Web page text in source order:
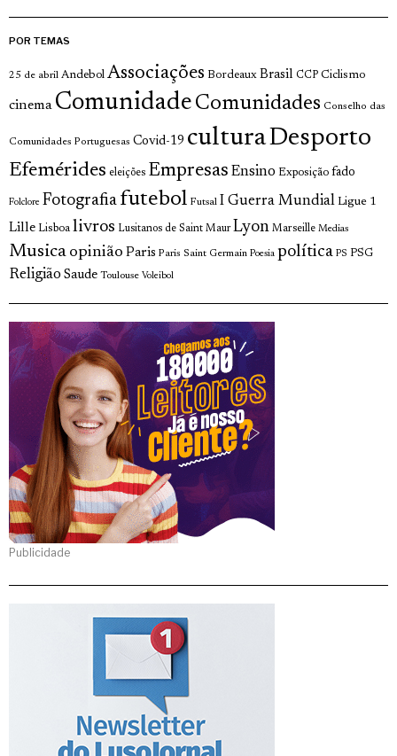
POR TEMAS
25 de abril Andebol Associações Bordeaux Brasil CCP Ciclismo
cinema Comunidade Comunidades Conselho das
Comunidades Portuguesas Covid-19 culturaDesporto
Efemérides eleições Empresas Ensino Exposição fado
Folclore Fotografia futebol Futsal I Guerra Mundial Ligue 1
Lille Lisboa livros Lusitanos de Saint Maur Lyon Marseille Medias
Musica opinião Paris Paris Saint Germain Poesia política PS PSG
Religião Saude Toulouse Voleibol
Publicidade